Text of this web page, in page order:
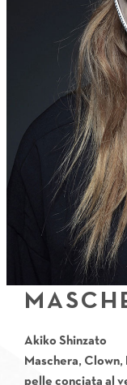
Akiko Shinzato
Maschera,
pelle conciata al